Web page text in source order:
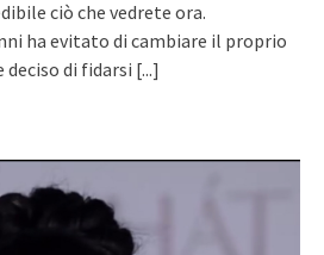
ciò che vedrete ora.
ha evitato di cambiare il proprio
di fidarsi [...]